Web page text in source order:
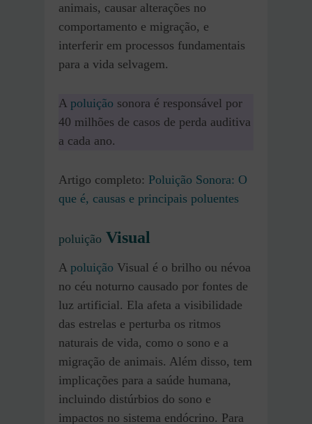
animais, causar alterações no
comportamento e migração, e
interferir em processos fundamentais
para a vida selvagem.
A poluição sonora é responsável por
40 milhões de casos de perda auditiva
a cada ano.
Artigo completo: Poluição Sonora: O
que é, causas e principais poluentes
poluição Visual
A poluição Visual é o brilho ou névoa
no céu noturno causado por fontes de
luz artificial. Ela afeta a visibilidade
das estrelas e perturba os ritmos
naturais de vida, como o sono e a
migração de animais. Além disso, tem
implicações para a saúde humana,
incluindo distúrbios do sono e
impactos no sistema endócrino. Para